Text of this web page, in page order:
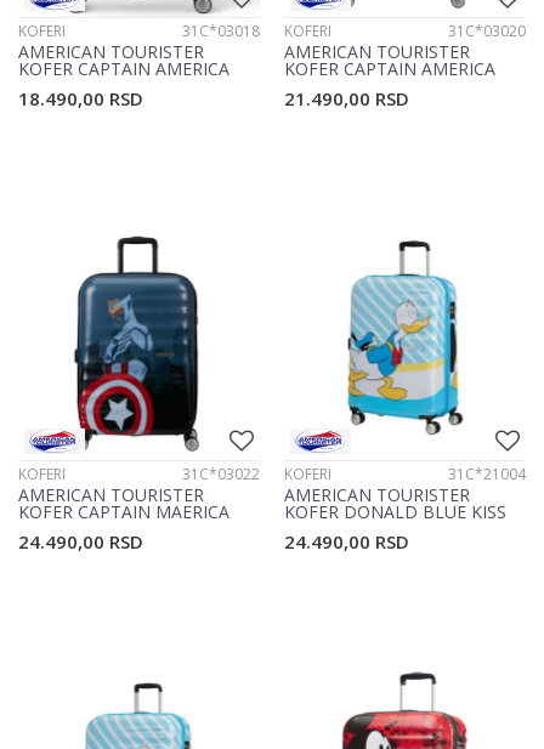
KOFERI 31C*03018
AMERICAN TOURISTER
KOFER CAPTAIN AMERICA
18.490,00 RSD
KOFERI 31C*03020
AMERICAN TOURISTER
KOFER CAPTAIN AMERICA
21.490,00 RSD
KOFERI 31C*03022
AMERICAN TOURISTER
KOFER CAPTAIN MAERICA
24.490,00 RSD
KOFERI 31C*21004
AMERICAN TOURISTER
KOFER DONALD BLUE KISS
24.490,00 RSD